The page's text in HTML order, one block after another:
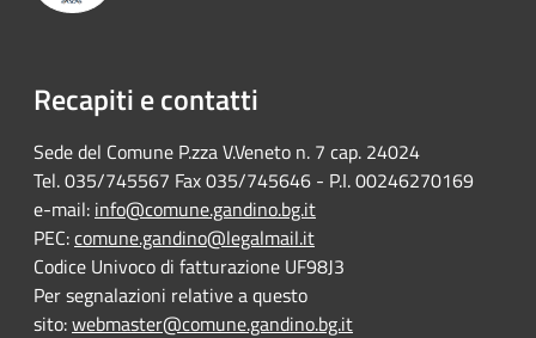
Recapiti e contatti
Sede del Comune P.zza V.Veneto n. 7 cap. 24024
Tel. 035/745567 Fax 035/745646 - P.I. 00246270169
e-mail: info@comune.gandino.bg.it
PEC:comune.gandino@legalmail.it
Codice Univoco di fatturazione UF98J3
Per segnalazioni relative a questo
sito:webmaster@comune.gandino.bg.it